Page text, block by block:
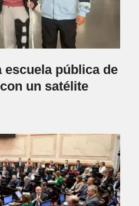
escuela pública de
un satélite